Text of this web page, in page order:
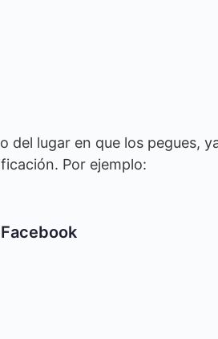
del lugar en que los pegues,
Por ejemplo: